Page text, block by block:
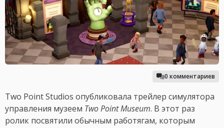
0 комментариев
Two Point Studios опубликовала трейлер симулятора
управления музеем Two Point Museum. В этот раз
ролик посвятили обычным работягам, которым